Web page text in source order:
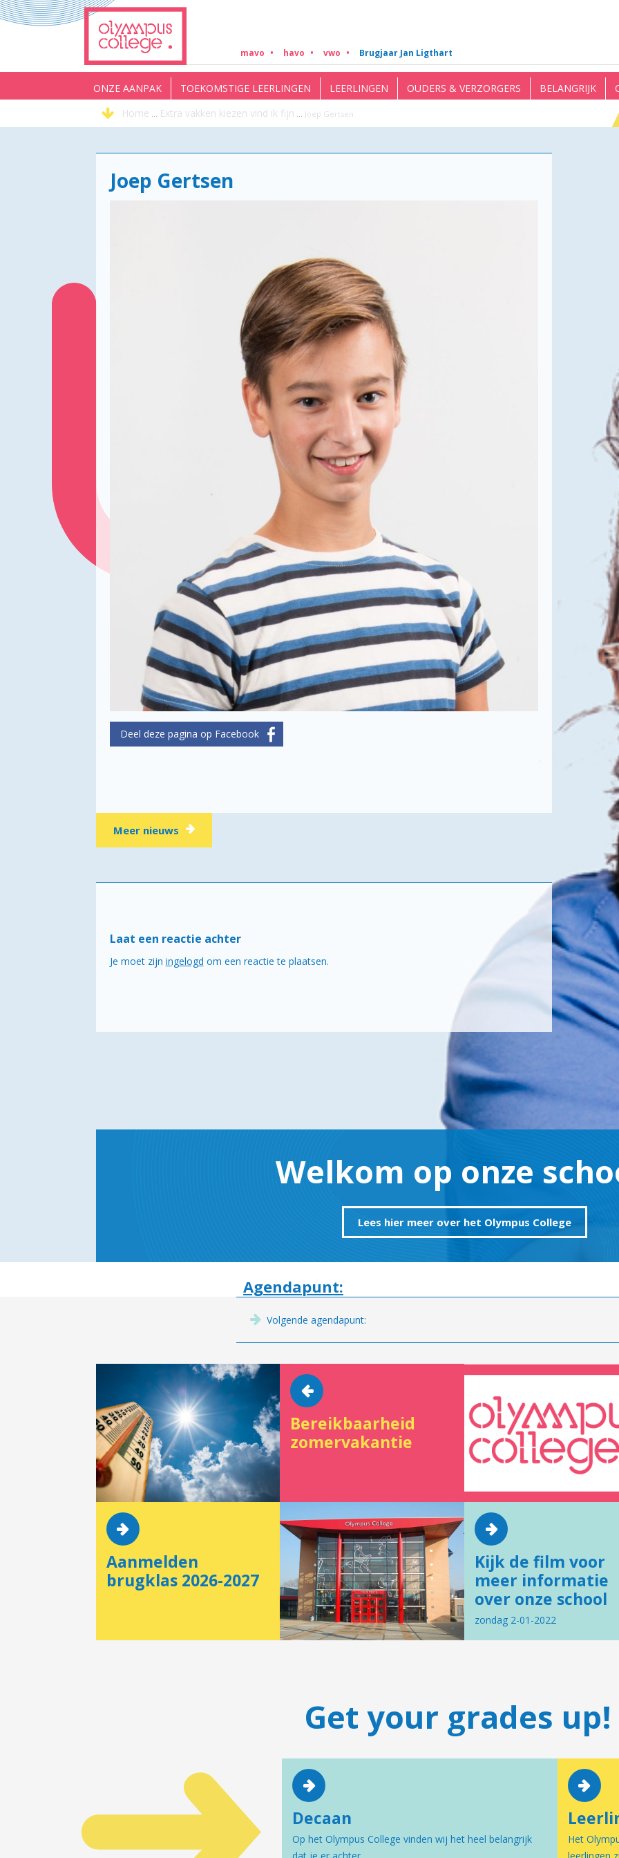
mavo havo vwo Brugjaar Jan Ligthart
ONZE AANPAK TOEKOMSTIGE LEERLINGEN LEERLINGEN OUDERS & VERZORGERS BELANGRIJK
Home ... Extra vakken kiezen vind ik fijn ... Joep Gertsen
Joep Gertsen
Meer nieuws
Laat een reactie achter
Je moet zijn ingelogd om een reactie te plaatsen.
Welkom op onze
Lees hier meer over het Olympus College
Agendapunt:
Volgende agendapunt:
Bereikbaarheid
zomervakantie
Aanmelden
brugklas 2026-2027
Kijk de film voor
meer informatie
over onze school
zondag 2-01-2022
Get your grades up!
Decaan
Op het Olympus College vinden wij het heel belangrijk
Het